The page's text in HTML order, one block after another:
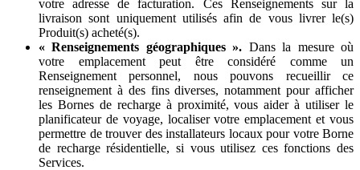
votre adresse de facturation. Ces Renseignements sur la
livraison sont uniquement utilisés afin de vous livrer le(s)
Produit(s) acheté(s).
« Renseignements géographiques ». Dans la mesure où
votre emplacement peut être considéré comme un
Renseignement personnel, nous pouvons recueillir ce
renseignement à des fins diverses, notamment pour afficher
les Bornes de recharge à proximité, vous aider à utiliser le
planificateur de voyage, localiser votre emplacement et vous
permettre de trouver des installateurs locaux pour votre Borne
de recharge résidentielle, si vous utilisez ces fonctions des
Services.